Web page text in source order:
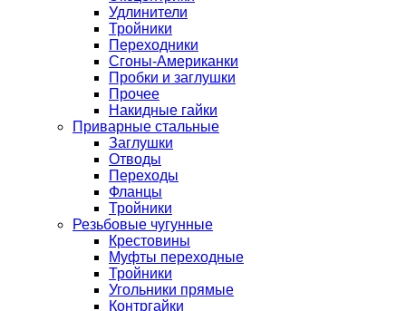
Удлинители
Тройники
Переходники
Сгоны-Американки
Пробки и заглушки
Прочее
Накидные гайки
Приварные стальные
Заглушки
Отводы
Переходы
Фланцы
Тройники
Резьбовые чугунные
Крестовины
Муфты переходные
Тройники
Угольники прямые
Контргайки